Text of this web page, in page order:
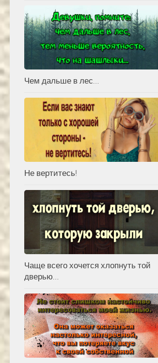
Чем дальше в лес…
Не вертитесь!
Чаще всего хочется хлопнуть той
дверью…